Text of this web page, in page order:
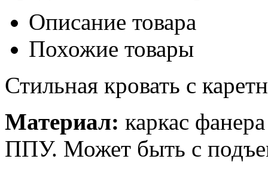
Описание товара
Похожие товары
Стильная кровать с
Материал: каркас
ППУ. Может быть с